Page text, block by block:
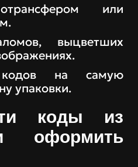
или
выцветших
кодов на самую
упаковки.
коды из
оформить